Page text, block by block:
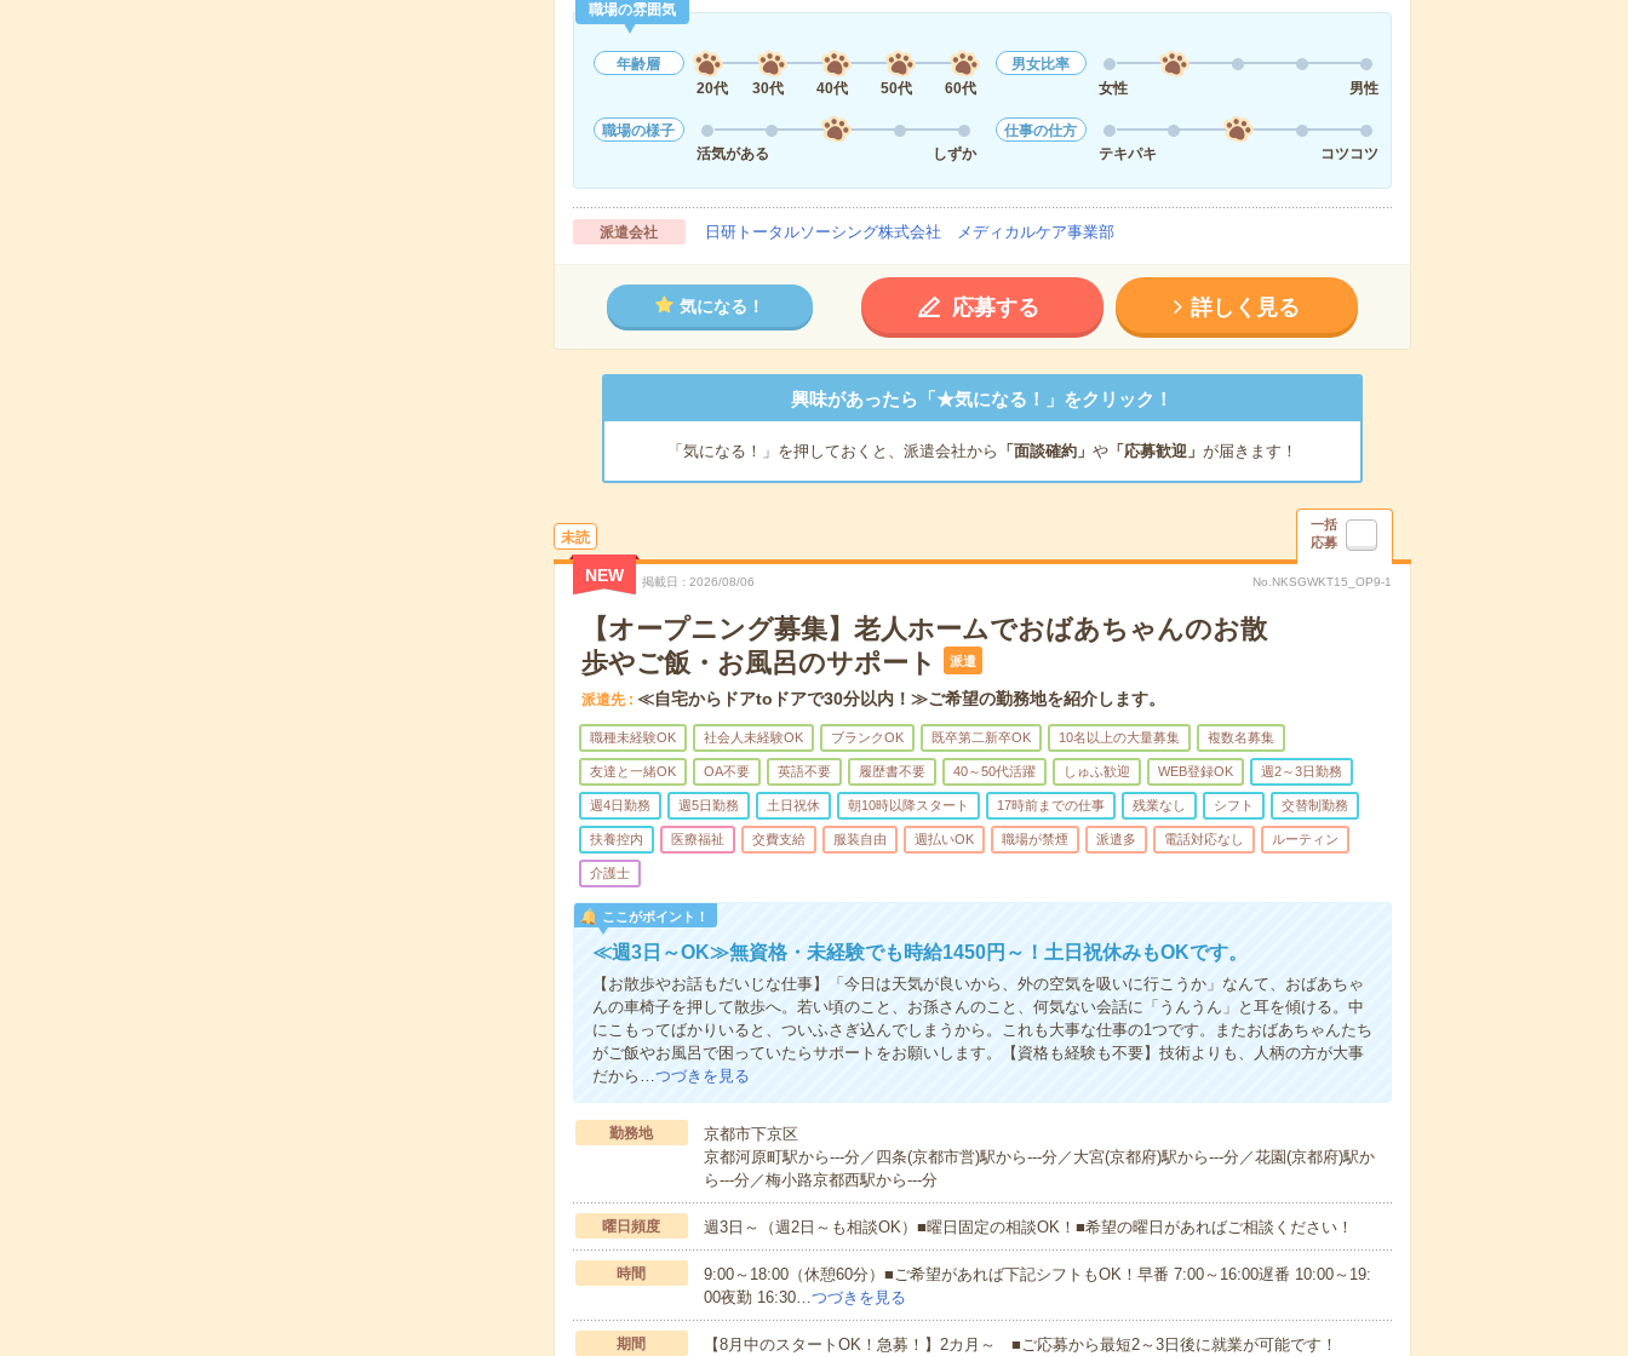
職場の雰囲気
年齢層
20代
30代 40代 50代 60代
男女比率
女性
男性
職場の様子
活気がある
しずか
仕事の仕方
テキパキ
コツコツ
派遣会社 日研トータルソーシング株式会社 メディカルケア事業部
気になる！ 応募する 詳しく見る
興味があったら「★気になる！」をクリック！
「気になる！」を押しておくと、派遣会社から 「面談確約」 や「応募歓迎」 が届きます！
未読
一括
応募
NEW 掲載日 2026/08/06 No.NKSGWKT15_OP9-1
【オープニング募集】老人ホームでおばあちゃんのお散
歩やご飯・お風呂のサポート
派遣
派遣先 ≪自宅からドアtoドアで30分以内！≫ご希望の勤務地を紹介します。
職種未経験OK 社会人未経験OK ブランクOK 既卒第二新卒OK 10名以上の大量募集 複数名募集
友達と一緒OK OA不要 英語不要 履歴書不要 40～50代活躍 しゅふ歓迎 WEB登録OK 週2～3日勤務
週4日勤務 週5日勤務 土日祝休 朝10時以降スタート 17時前までの仕事 残業なし シフト 交替制勤務
扶養控内 医療福祉 交費支給 服装自由 週払いOK 職場が禁煙 派遣多 電話対応なし ルーティン
介護士
ここがポイント！
≪週3日～OK≫無資格・未経験でも時給1450円～！土日祝休みもOKです。
【お散歩やお話もだいじな仕事】「今日は天気が良いから、外の空気を吸いに行こうか」なんて、おばあちゃ
んの車椅子を押して散歩へ。若い頃のこと、お孫さんのこと、何気ない会話に「うんうん」と耳を傾ける。中
にこもってばかりいると、ついふさぎ込んでしまうから。これも大事な仕事の1つです。またおばあちゃんたち
がご飯やお風呂で困っていたらサポートをお願いします。【資格も経験も不要】技術よりも、人柄の方が大事
だから…つづきを見る
勤務地
京都市下京区
京都河原町駅から---分／四条(京都市営)駅から---分／大宮(京都府)駅から---分／花園(京都府)駅か
ら---分／梅小路京都西駅から---分
曜日頻度 週3日～（週2日～も相談OK）■曜日固定の相談OK！■希望の曜日があればご相談ください！
時間
9:00～18:00（休憩60分）■ご希望があれば下記シフトもOK！早番 7:00～16:00遅番 10:00～19:
00夜勤 16:30…つづきを見る
期間 【8月中のスタートOK！急募！】2カ月～ ■ご応募から最短2～3日後に就業が可能です！